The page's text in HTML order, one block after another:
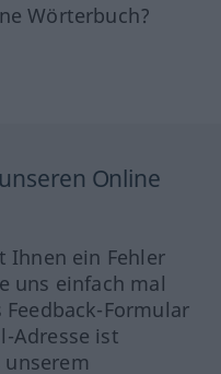
Wörterbuch?
Online
Ihnen ein Fehler
uns einfach mal
Formular
Adresse ist